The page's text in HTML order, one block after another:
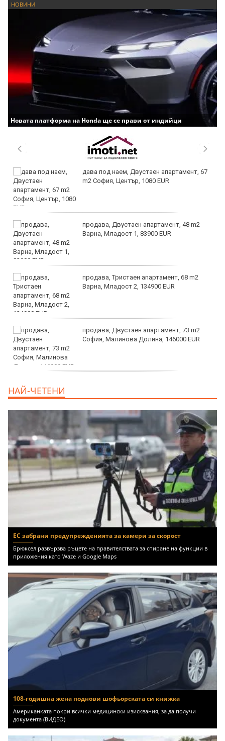
НОВИНИ
Новата платформа на Honda ще се прави от индийци
дава под наем, Двустаен апартамент, 67
m2 София, Център, 1080 EUR
продава, Двустаен апартамент, 48 m2
Варна, Младост 1, 83900 EUR
продава, Тристаен апартамент, 68 m2
Варна, Младост 2, 134900 EUR
продава, Двустаен апартамент, 73 m2
София, Малинова Долина, 146000 EUR
НАЙ-ЧЕТЕНИ
ЕС забрани предупрежденията за камери за скорост
Брюксел развързва ръцете на правителствата за спиране на функции в
приложения като Waze и Google Maps
108-годишна жена поднови шофьорската си книжка
Американката покри всички медицински изисквания, за да получи
документа (ВИДЕО)